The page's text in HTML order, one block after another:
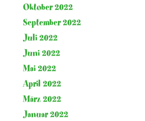
Oktober 2022
September 2022
Juli 2022
Juni 2022
Mai 2022
April 2022
März 2022
Januar 2022